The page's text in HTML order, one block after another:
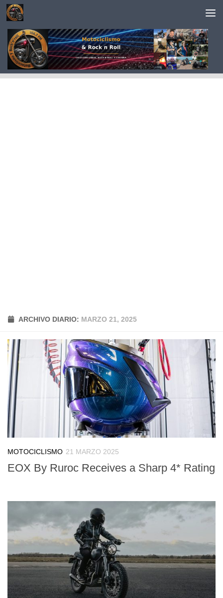
Saltar al contenido
ARCHIVO DIARIO: MARZO 21, 2025
MOTOCICLISMO 21 MARZO 2025
EOX By Ruroc Receives a Sharp 4* Rating